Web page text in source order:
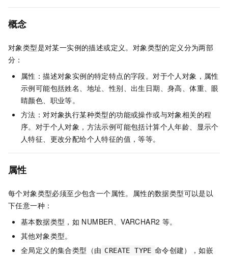
概念
对象类型是对某一实例的描述或定义。对象类型的定义分为两部
分：
属性：描述对象实例的特定特点的字段。对于个人对象，属性
示例可能包括姓名、地址、性别、出生日期、身高、体重、眼
睛颜色、职业等。
方法：对对象执行某种类型的功能或操作或与对象相关的程
序。对于个人对象，方法示例可能包括计算个人年龄、显示个
人特征、更改分配给个人特征的值，等等。
属性
每个对象类型必须至少包含一个属性。属性的数据类型可以是以
下任意一种：
基本数据类型，如 NUMBER、VARCHAR2 等。
其他对象类型。
全局定义的集合类型（由 CREATE TYPE 命令创建），如嵌